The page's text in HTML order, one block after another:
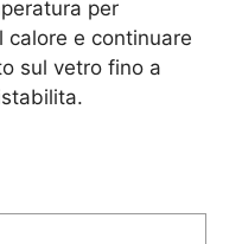
per
calore e continuare
sul vetro fino a